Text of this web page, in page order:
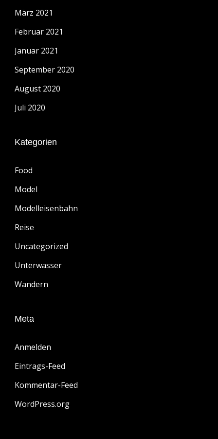
März 2021
Februar 2021
Januar 2021
September 2020
August 2020
Juli 2020
Kategorien
Food
Model
Modelleisenbahn
Reise
Uncategorized
Unterwasser
Wandern
Meta
Anmelden
Eintrags-Feed
Kommentar-Feed
WordPress.org